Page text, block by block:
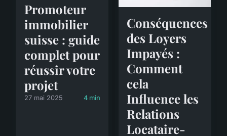
Promoteur
immobilier
suisse : guide
complet pour
réussir votre
projet
27 mai 2025 4 min
Conséquences
des Loyers
Impayés :
Comment
cela
Influence les
Relations
Locataire-